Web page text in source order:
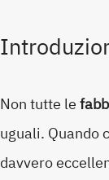
Non tutte le
uguali. Quando
davvero